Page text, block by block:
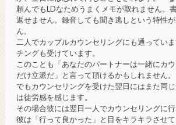
頼んでもLDなためうまくメモが取れません。
返せません。録音しても聞き逃しという特性
ん。
二人でカップルカウンセリングにも通ってい
チングも受けています。
このことも「あなたのパートナーは一緒にカ
だけ立派だ」と言って頂けるかもしれません。
でもカウンセリングを受けた翌日にはまた同
は徒労感を感じます。
その場合彼には翌日一人でカウンセリングに行
彼は「行って良かった」と目をキラキラさせ